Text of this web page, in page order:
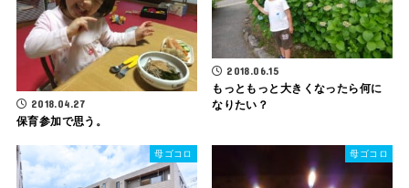
2018.04.27
保育参加で思う。
2018.06.15
もっともっと大きくなったら何に
なりたい？
母ゴコロ 母ゴコロ